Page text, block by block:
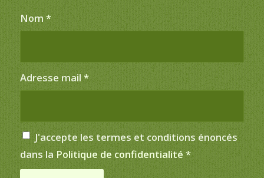
Nom *
Adresse mail *
J'accepte les termes et conditions énoncés
dans la Politique de confidentialité *